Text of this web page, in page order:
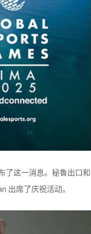
了这一消息。秘鲁出口和
出席了庆祝活动。